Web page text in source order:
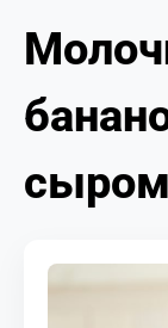
ГЛАВНАЯ
ФТУ
НОВОСТИ
сыром